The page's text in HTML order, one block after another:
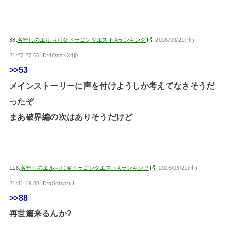
88:名無しのエルおじ＠ドラゴンクエストXランキング 2026/03/21(土)
21:27:27.66 ID:4QmtKX4j0
>>53
メインストーリーに声を付けようしか考えてなさそうだ
ったぞ
まあ破界編の次はありそうだけど
118:名無しのエルおじ＠ドラゴンクエストXランキング 2026/03/21(土)
21:31:19.88 ID:gSbisprtH
>>88
再世篇来るんか?